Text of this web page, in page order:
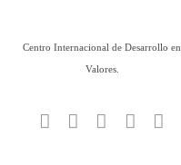
Centro Internacional de Desarrollo en
Valores.